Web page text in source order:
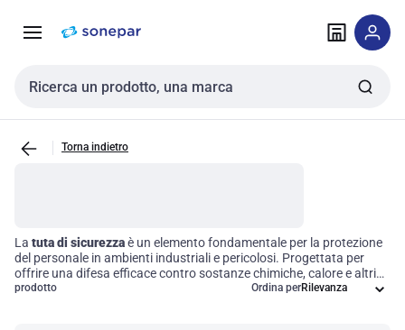
navigazione alla
Cerca input
Torna indietro
La tuta di sicurezzaè un elemento fondamentale per la protezione
del personale in ambienti industriali e pericolosi. Progettata per
offrire una difesa efficace contro sostanze chimiche, calore e altri
rischi fisici, questa attrezzatura non solo garantisce lasicurezza
prodotto Ordina per